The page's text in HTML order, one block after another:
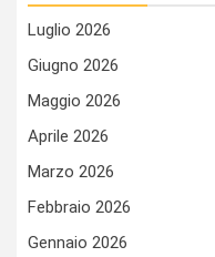
Luglio 2026
Giugno 2026
Maggio 2026
Aprile 2026
Marzo 2026
Febbraio 2026
Gennaio 2026